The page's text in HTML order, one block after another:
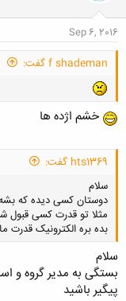
Sep 6, 2016
f shademan گفت:
خشم اژده ها
hts1369 گفت:
سلام
دوستان کسی دیده که بشه
مثلا تو قدرت کسی قبول
بده بره الکترونیک قدرت
سلام
بستگی به مدیر گروه و
پیگیر باشید